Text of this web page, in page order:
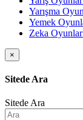
Yarışma
Yemek
Zeka
×
Sitede Ara
Sitede Ara